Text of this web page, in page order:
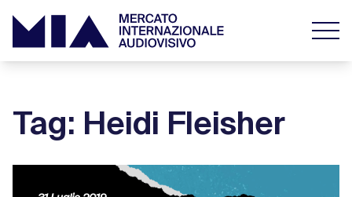
Tag: Heidi Fleisher